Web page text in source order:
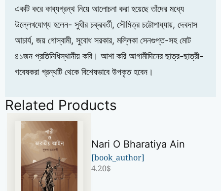
একটি করে কাব্যগ্রন্থ নিয়ে আলোচনা করা হয়েছে তাঁদের মধ্যে
উল্লেখযোগ্য হলেন- সুধীর চক্রবর্তী, সৌমিত্র চট্টোপাধ্যায়, দেবদাস
আচার্য, জয় গোস্বামী, সুবোধ সরকার, মল্লিকা সেনগুপ্ত-সহ মোট
৪১জন প্রতিনিধিস্থানীয় কবি। আশা করি আগামীদিনের ছাত্র-ছাত্রী-
গবেষকরা গ্রন্থটি থেকে বিশেষভাবে উপকৃত হবেন।
Related Products
Nari O Bharatiya Ain
[book_author]
4.20$